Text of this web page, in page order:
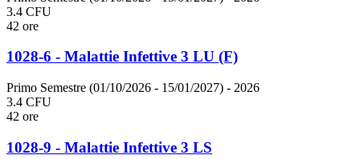
3.4 CFU
42 ore
1028-6 - Malattie Infettive 3 LU (F)
Primo Semestre (01/10/2026 - 15/01/2027) - 2026
3.4 CFU
42 ore
1028-9 - Malattie Infettive 3 LS